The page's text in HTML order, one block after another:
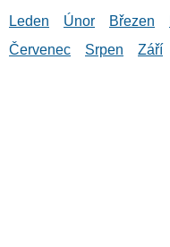
Leden Únor Březen
Červenec
Srpen Září